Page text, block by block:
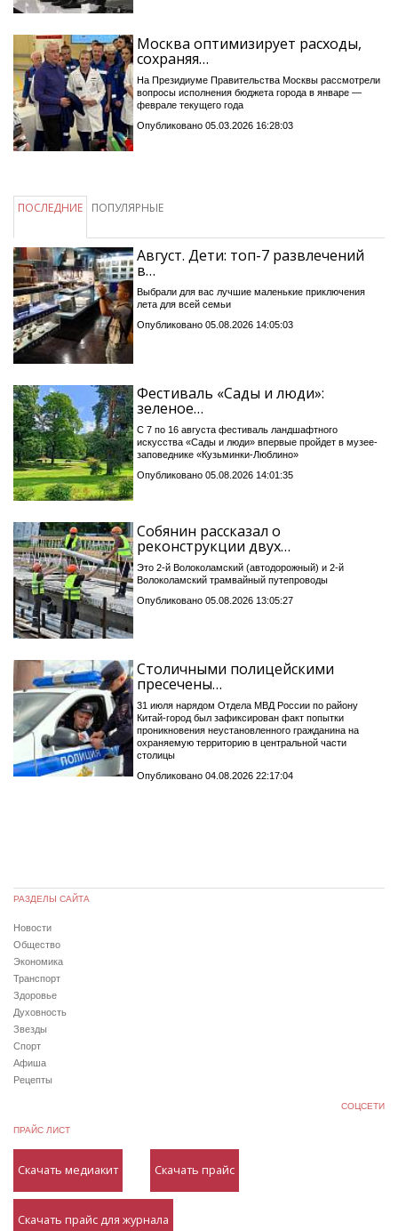
Москва оптимизирует расходы,
сохраняя…
На Президиуме Правительства Москвы рассмотрели
вопросы исполнения бюджета города в январе —
феврале текущего года
Опубликовано 05.03.2026 16:28:03
ПОСЛЕДНИЕ ПОПУЛЯРНЫЕ
Август. Дети: топ-7 развлечений
в…
Выбрали для вас лучшие маленькие приключения
лета для всей семьи
Опубликовано 05.08.2026 14:05:03
Фестиваль «Сады и люди»:
зеленое…
С 7 по 16 августа фестиваль ландшафтного
искусства «Сады и люди» впервые пройдет в музее-
заповеднике «Кузьминки-Люблино»
Опубликовано 05.08.2026 14:01:35
Собянин рассказал о
реконструкции двух…
Это 2-й Волоколамский (автодорожный) и 2-й
Волоколамский трамвайный путепроводы
Опубликовано 05.08.2026 13:05:27
Столичными полицейскими
пресечены…
31 июля нарядом Отдела МВД России по району
Китай-город был зафиксирован факт попытки
проникновения неустановленного гражданина на
охраняемую территорию в центральной части
столицы
Опубликовано 04.08.2026 22:17:04
РАЗДЕЛЫ САЙТА
Новости
Общество
Экономика
Транспорт
Здоровье
Духовность
Звезды
Спорт
Афиша
Рецепты
СОЦСЕТИ
ПРАЙС ЛИСТ
Скачать медиакит Скачать прайс
Скачать прайс для журнала